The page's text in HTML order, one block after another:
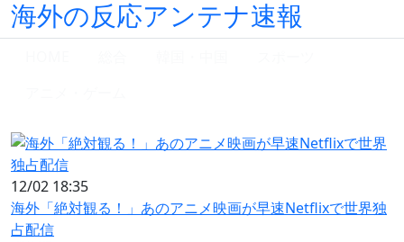
海外の反応アンテナ速報
12/02 18:35
海外「絶対観る！」あのアニメ映画が早速Netflixで世界独
占配信